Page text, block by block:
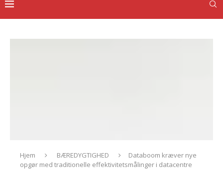
Hjem BÆREDYGTIGHED
Databoom kræver nye
opgør med traditionelle effektivitetsmålinger i datacentre